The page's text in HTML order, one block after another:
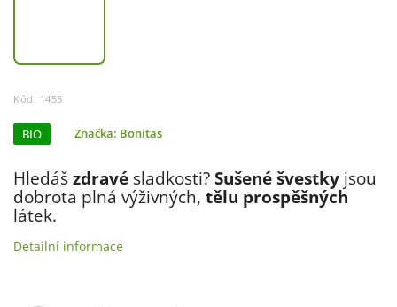
Kód: 1455
BIO Značka: Bonitas
Hledáš zdravé sladkosti? Sušené švestky jsou
dobrota plná výživných, tělu prospěšných
látek.
Detailní informace